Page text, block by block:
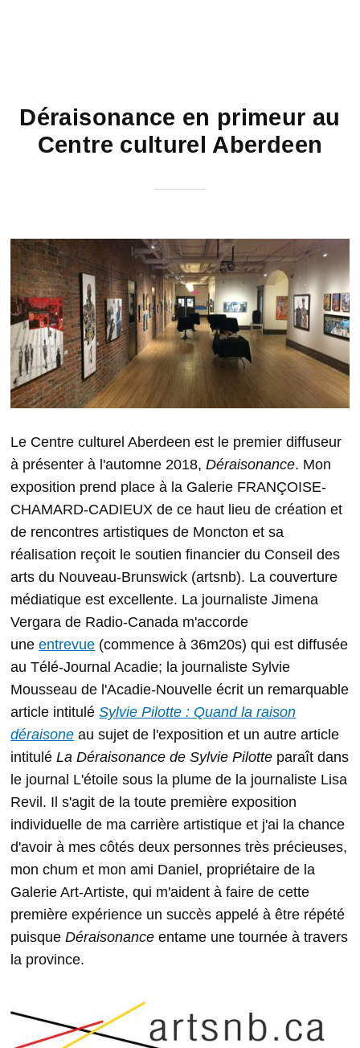
Déraisonance en primeur au
Centre culturel Aberdeen
Le Centre culturel Aberdeen est le premier diffuseur
à présenter à l'automne 2018,Déraisonance. Mon
exposition prend place à la Galerie FRANÇOISE-
CHAMARD-CADIEUX de ce haut lieu de création et
de rencontres artistiques de Moncton et sa
réalisation reçoit le soutien financier du Conseil des
arts du Nouveau-Brunswick (artsnb). La couverture
médiatique est excellente. La journaliste Jimena
Vergara de Radio-Canada m'accorde
uneentrevue (commence à 36m20s) qui est diffusée
au Télé-Journal Acadie; la journaliste Sylvie
Mousseau de l'Acadie-Nouvelle écrit un remarquable
article intituléSylvie Pilotte : Quand la raison
déraisone au sujet de l'exposition et un autre article
intituléLa Déraisonance de Sylvie Pilotte paraît dans
le journal L'étoile sous la plume de la journaliste Lisa
Revil. Il s'agit de la toute première exposition
individuelle de ma carrière artistique et j'ai la chance
d'avoir à mes côtés deux personnes très précieuses,
mon chum et mon ami Daniel, propriétaire de la
Galerie Art-Artiste, qui m'aident à faire de cette
première expérience un succès appelé à être répété
puisqueDéraisonance entame une tournée à travers
la province.